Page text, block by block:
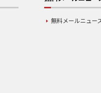
無料メールニュー